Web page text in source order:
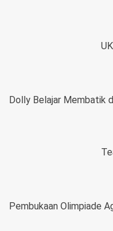
Dolly Belajar Membatik
Pembukaan Olimpiade